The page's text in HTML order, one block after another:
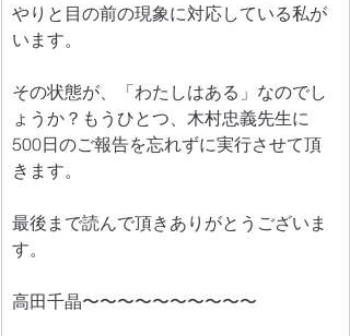
やりと目の前の現象に対応している私が
います。
その状態が、「わたしはある」なのでし
ょうか？もうひとつ、木村忠義先生に
500日のご報告を忘れずに実行させて頂
きます。
最後まで読んで頂きありがとうございま
す。
高田千晶〜〜〜〜〜〜〜〜〜〜